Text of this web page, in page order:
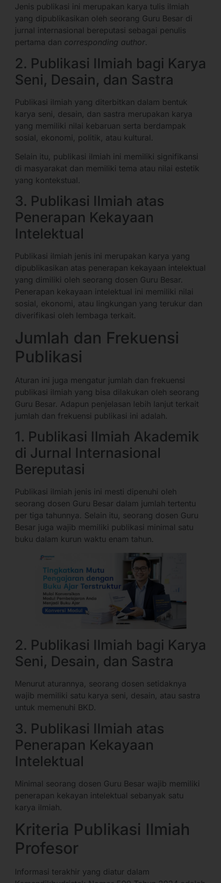
Jenis publikasi ini merupakan karya tulis ilmiah
yang dipublikasikan oleh seorang Guru Besar di
jurnal internasional bereputasi sebagai penulis
pertama dan corresponding author.
2. Publikasi Ilmiah bagi Karya
Seni, Desain, dan Sastra
Publikasi ilmiah yang diterbitkan dalam bentuk
karya seni, desain, dan sastra merupakan karya
yang memiliki nilai kebaruan serta berdampak
sosial, ekonomi, politik, atau kultural.
Selain itu, publikasi ilmiah ini memiliki signifikansi
di masyarakat dan memiliki tema atau nilai estetik
yang kontekstual.
3. Publikasi Ilmiah atas
Penerapan Kekayaan
Intelektual
Publikasi ilmiah jenis ini merupakan karya yang
dipublikasikan atas penerapan kekayaan intelektual
yang dimiliki oleh seorang dosen Guru Besar.
Penerapan kekayaan intelektual ini memiliki nilai
sosial, ekonomi, atau lingkungan yang terukur dan
diverifikasi oleh lembaga terkait.
Jumlah dan Frekuensi
Publikasi
Aturan ini juga mengatur jumlah dan frekuensi
publikasi ilmiah yang bisa dilakukan oleh seorang
Guru Besar. Adapun penjelasan lebih lanjut terkait
jumlah dan frekuensi publikasi ini adalah.
1. Publikasi Ilmiah Akademik
di Jurnal Internasional
Bereputasi
Publikasi ilmiah jenis ini mesti dipenuhi oleh
seorang dosen Guru Besar dalam jumlah tertentu
per tiga tahunnya. Selain itu, seorang dosen Guru
Besar juga wajib memiliki publikasi minimal satu
buku dalam kurun waktu enam tahun.
2. Publikasi Ilmiah bagi Karya
Seni, Desain, dan Sastra
Menurut aturannya, seorang dosen setidaknya
wajib memiliki satu karya seni, desain, atau sastra
untuk memenuhi BKD.
3. Publikasi Ilmiah atas
Penerapan Kekayaan
Intelektual
Minimal seorang dosen Guru Besar wajib memiliki
penerapan kekayan intelektual sebanyak satu
karya ilmiah.
Kriteria Publikasi Ilmiah
Profesor
Informasi terakhir yang diatur dalam